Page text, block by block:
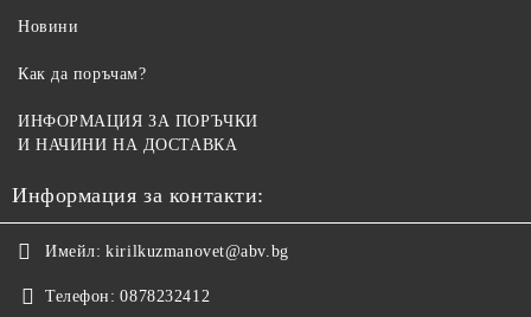
Новини
Как да поръчам?
ИНФОРМАЦИЯ ЗА ПОРЪЧКИ
И НАЧИНИ НА ДОСТАВКА
Информация за контакти:
Имейл: kirilkuzmanovet@abv.bg
Телефон: 0878232412